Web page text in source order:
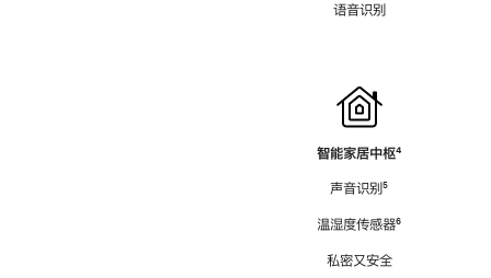
语音识别
智能家居中枢脚
⁴
声音识别脚
⁵
温湿度传感器脚
⁶
私密又安全